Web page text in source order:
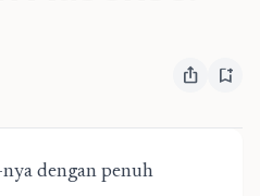
ios_share bookmark_add
dengan penuh